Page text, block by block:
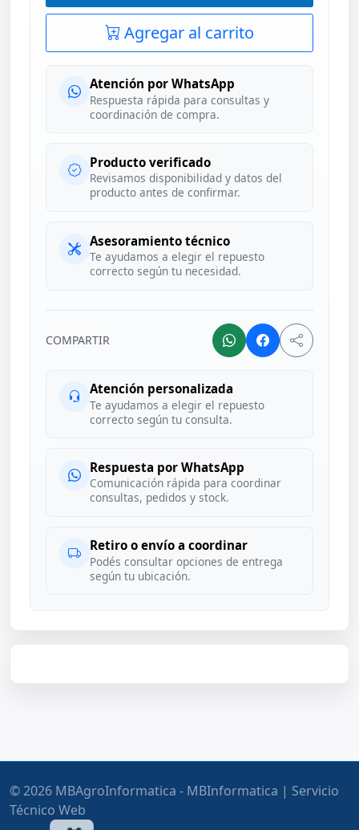
Agregar al carrito
Atención por WhatsApp
Respuesta rápida para consultas y
coordinación de compra.
Producto verificado
Revisamos disponibilidad y datos del
producto antes de confirmar.
Asesoramiento técnico
Te ayudamos a elegir el repuesto
correcto según tu necesidad.
COMPARTIR
Atención personalizada
Te ayudamos a elegir el repuesto
correcto según tu consulta.
Respuesta por WhatsApp
Comunicación rápida para coordinar
consultas, pedidos y stock.
Retiro o envío a coordinar
Podés consultar opciones de entrega
según tu ubicación.
© 2026 MBAgroInformatica - MBInformatica | Servicio
Técnico Web